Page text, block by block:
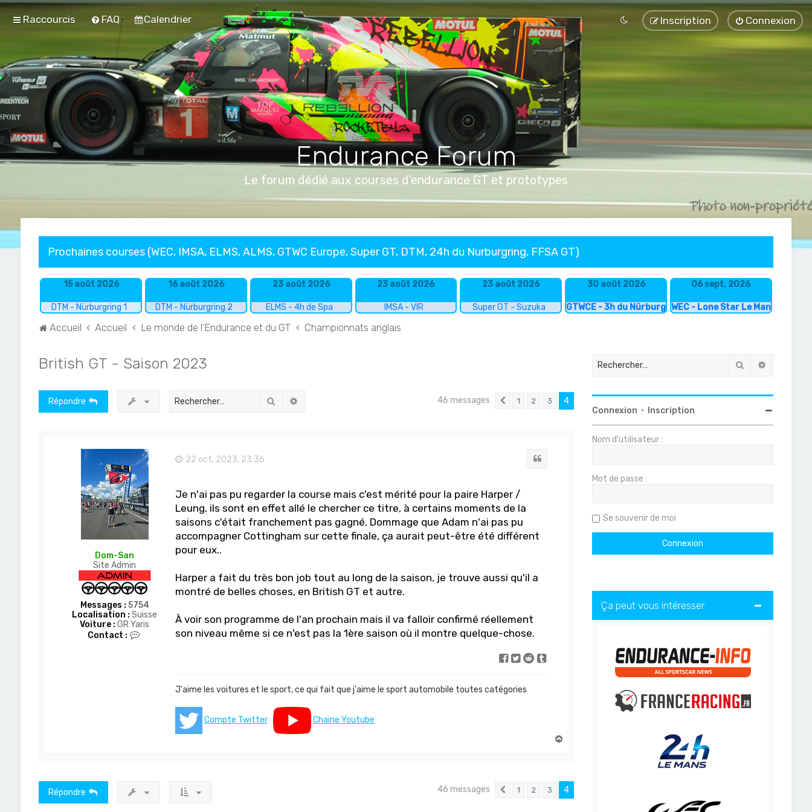
Raccourcis FAQ Calendrier Connexion
Inscription
Endurance Forum
Le forum dédié aux courses d'endurance GT et prototypes
Prochaines courses (WEC, IMSA, ELMS, ALMS, GTWC Europe, Super GT, DTM, 24h du Nurburgring, FFSA GT)
15 août 2026
DTM - Nürburgring 1
16 août 2026
DTM - Nürburgring 2
23 août 2026
ELMS - 4h de Spa
23 août 2026
IMSA - VIR
23 août 2026
Super GT - Suzuka
30 août 2026
GTWCE - 3h du Nürburgring
06 sept. 2026
WEC - Lone Star Le Mans
Accueil Accueil Le monde de l'Endurance et du GT Championnats anglais
British GT - Saison 2023
Répondre Rechercher 46 messages Précédent
1 2 3 4
Dom-San
Site Admin
Messages : 5754
Localisation : Suisse
Voiture : GR Yaris
Contact :
22 oct. 2023, 23:36
Je n'ai pas pu regarder la course mais c'est mérité pour la paire Harper /
Leung, ils sont en effet allé le chercher ce titre, à certains moments de la
saisons c'était franchement pas gagné. Dommage que Adam n'ai pas pu
accompagner Cottingham sur cette finale, ça aurait peut-être été différent
pour eux..
Harper a fait du très bon job tout au long de la saison, je trouve aussi qu'il a
montré de belles choses, en British GT et autre.
À voir son programme de l'an prochain mais il va falloir confirmé réellement
son niveau même si ce n'est pas la 1ère saison où il montre quelque-chose.
J'aime les voitures et le sport, ce qui fait que j'aime le sport automobile toutes catégories
Compte Twitter
Chaine Youtube
Répondre 46 messages Précédent
1 2 3 4
Rechercher
Connexion • Inscription
Nom d’utilisateur :
Mot de passe :
Se souvenir de moi
Ça peut vous intéresser